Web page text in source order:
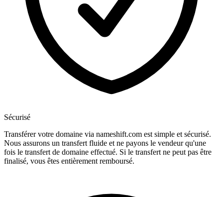
Sécurisé
Transférer votre domaine via nameshift.com est simple et sécurisé.
Nous assurons un transfert fluide et ne payons le vendeur qu'une
fois le transfert de domaine effectué. Si le transfert ne peut pas être
finalisé, vous êtes entièrement remboursé.